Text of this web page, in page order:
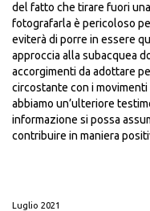
del fatto che tirare fuori
fotografarla è pericoloso
eviterà di porre in essere
approccia alla subacquea
accorgimenti da adottare
circostante con i
abbiamo un’ulteriore
informazione si possa
contribuire in maniera
Luglio 2021